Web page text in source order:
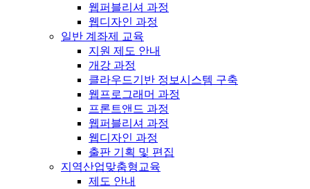
웹퍼블리셔 과정
웹디자인 과정
일반 계좌제 교육
지원 제도 안내
개강 과정
클라우드기반 정보시스템 구축
웹프로그래머 과정
프론트앤드 과정
웹퍼블리셔 과정
웹디자인 과정
출판 기획 및 편집
지역산업맞춤형교육
제도 안내